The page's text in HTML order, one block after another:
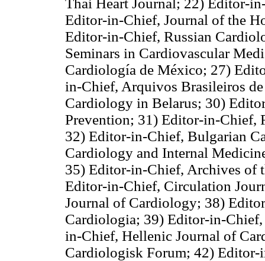
Thai Heart Journal; 22) Editor-
Editor-in-Chief, Journal of the
Editor-in-Chief, Russian
Seminars in Cardiovascular
Cardiología de México; 27)
in-Chief, Arquivos Brasileiros
Cardiology in Belarus; 30)
Prevention; 31) Editor-in-Chief,
32) Editor-in-Chief, Bulgarian
Cardiology and Internal
35) Editor-in-Chief, Archives of
Editor-in-Chief, Circulation
Journal of Cardiology; 38)
Cardiologia; 39) Editor-in-
in-Chief, Hellenic Journal of
Cardiologisk Forum; 42) Editor-